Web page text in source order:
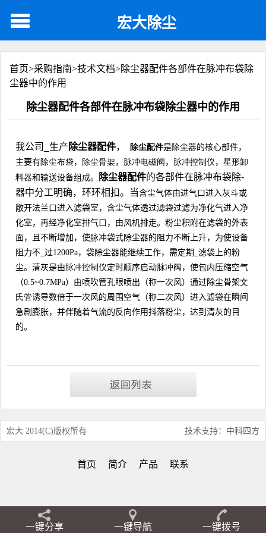
宏大除尘
首页>采购指南>技术文档>除尘器配件各部件在脉冲布袋除
尘器中的作用
除尘器配件各部件在脉冲布袋除尘器中的作用
我公司_生产 除尘器配件， 除尘配件是除尘器的核心部件，
主要有除尘布袋， 除尘骨架 ， 脉冲电磁阀 ， 脉冲控制仪 ， 星形卸
料器和输送设备组成。 除尘器配件的各部件在脉冲布袋除-
器中分工明确，环环相扣。
当含尘气体由进气口进入灰斗或
敞开法兰口进入滤袋室，含尘气体透过滤袋过滤为净化气进入净
化室，再经净化室排气口，由风机排走。粉尘积附在滤袋的外表
面，且不断增加，使脉冲袋式除尘器的阻力不断上升，为使设备
阻力不_过1200Pa，袋除尘器能继续工作，需定期_滤袋上的粉
尘。清灰是由脉冲控制仪定时顺序启动脉冲阀 ，使包内压缩空气
（0.5~0.7MPa）由喷吹管孔眼喷出（称一次风）通过除尘骨架文
氏管诱导数倍于一次风的周围空气（称二次风）进入滤袋在瞬间
急剧膨胀，并伴随着气流的反向作用抖落粉尘，达到清灰的目
的。
宏大 2014(C)版权所有 技术支持：中科四方
首页 简介 产品 联系
一键分享 一键导航 一键拨号